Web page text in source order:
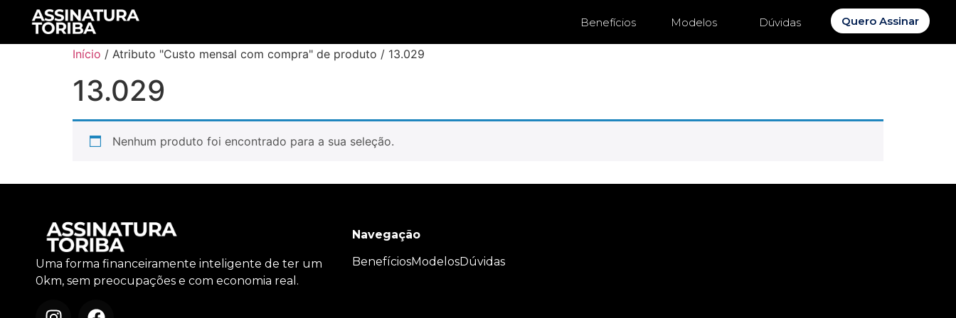
Benefícios Modelos Dúvidas Quero Assinar
Início / Atributo "Custo mensal com compra" de produto / 13.029
13.029
Nenhum produto foi encontrado para a sua seleção.
Uma forma financeiramente inteligente de ter um
0km, sem preocupações e com economia real.
Navegação
BenefíciosModelosDúvidas